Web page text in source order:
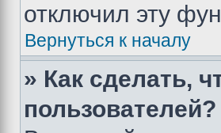
отключил эту
Вернуться к началу
» Как сделать,
пользователей?